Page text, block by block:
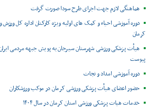
هماهنگی لازم جهت اجرای طرح سودا صورت گرفت
دوره آموزشی احیاء و کمک های اولیه ویژه کارکنان اداره کل ورزش
کرمان
هیأت پزشکی ورزشی شهرستان سیرجان به پویش جبهه مردمی
پیوست
دوره آموزشی امداد و نجات
حضور اعضای هیأت پزشکی ورزشی کرمان در موکب ورزشکاران
خدمات هیات پزشکی ورزشی استان کرمان در سال ۱۴۰۴